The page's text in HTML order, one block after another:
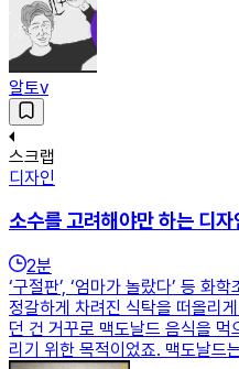
알토v
스크랩
디자인
소수를 고려해야만 하는 디자
2분
‘구절판’, ‘엄마가 놀랐다’ 등 화
정갈하게 차려진 식탁을 떠올리
던 건 거꾸로 맥도날드 음식을
리기 위한 목적이었죠. 맥도날드